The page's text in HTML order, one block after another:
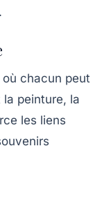
où chacun peut
peinture, la
les liens